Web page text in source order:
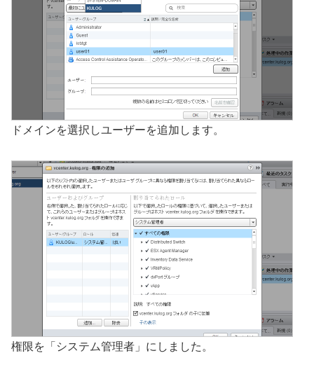
ドメインを選択しユーザーを追加します。
権限を「システム管理者」にしました。